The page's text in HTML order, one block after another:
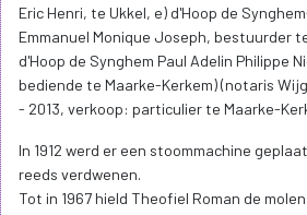
Eric Henri, te Ukkel, e) d'Hoop de
Emmanuel Monique Joseph, bestuurder
d'Hoop de Synghem Paul Adelin Philippe
bediende te Maarke-Kerkem) (notaris
- 2013, verkoop: particulier te Maarke-
In 1912 werd er een stoommachine
reeds verdwenen.
Tot in 1967 hield Theofiel Roman de